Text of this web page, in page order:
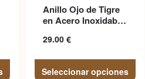
Anillo Ojo de Tigre
en Acero Inoxidable
29.00 €
Seleccionar opciones
múltiples variantes. Las
en la página de producto